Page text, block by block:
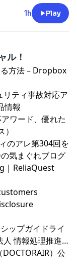
1h Play
ル！
方法 – Dropbox
リティ事故対応ア
情報
ワード、優れた
のアレ第304回を
気まぐれブログ
| ReliaQuest
ップガイドライ
情報処理推進
）公